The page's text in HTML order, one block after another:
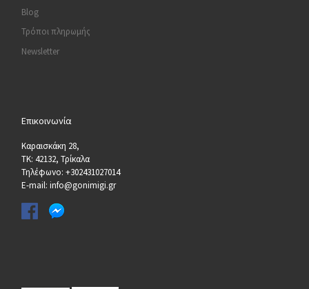
Blog
Τρόποι πληρωμής
Newsletter
Επικοινωνία
Καραισκάκη 28,
ΤΚ: 42132, Τρίκαλα
Τηλέφωνο: +302431027014
E-mail: info@gonimigi.gr